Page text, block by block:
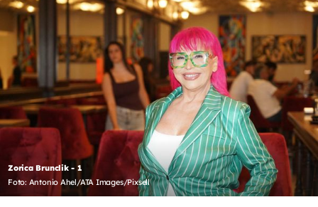
Zorica Brunclik - 1
Foto: Antonio Ahel/ATA Images/Pixsell